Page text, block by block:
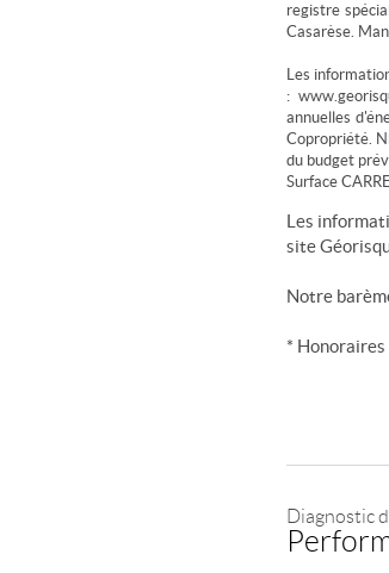
registre
Casarèse.
Les
:
annuelles
Copropriété.
du budget
Surface
Les
site
Notre
* Honoraires
Diagnostic